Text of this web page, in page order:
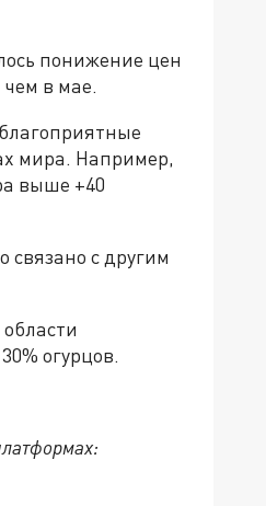
понижение цен
в мае.
мира. Например,
выше +40
связано с другим
огурцов.